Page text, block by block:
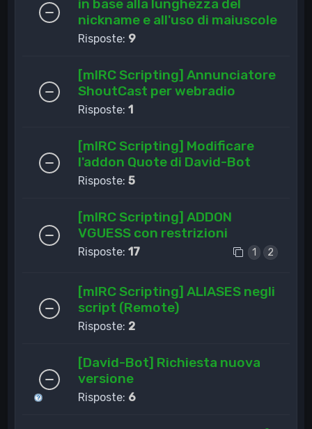
in base alla lunghezza del
nickname e all'uso di maiuscole
Risposte: 9
[mIRC Scripting] Annunciatore
ShoutCast per webradio
Risposte:1
[mIRC Scripting] Modificare
l'addon Quote di David-Bot
Risposte:5
[mIRC Scripting] ADDON
VGUESS con restrizioni
Risposte:17 1 2
[mIRC Scripting] ALIASES negli
script (Remote)
Risposte: 2
[David-Bot] Richiesta nuova
versione
Risposte: 6